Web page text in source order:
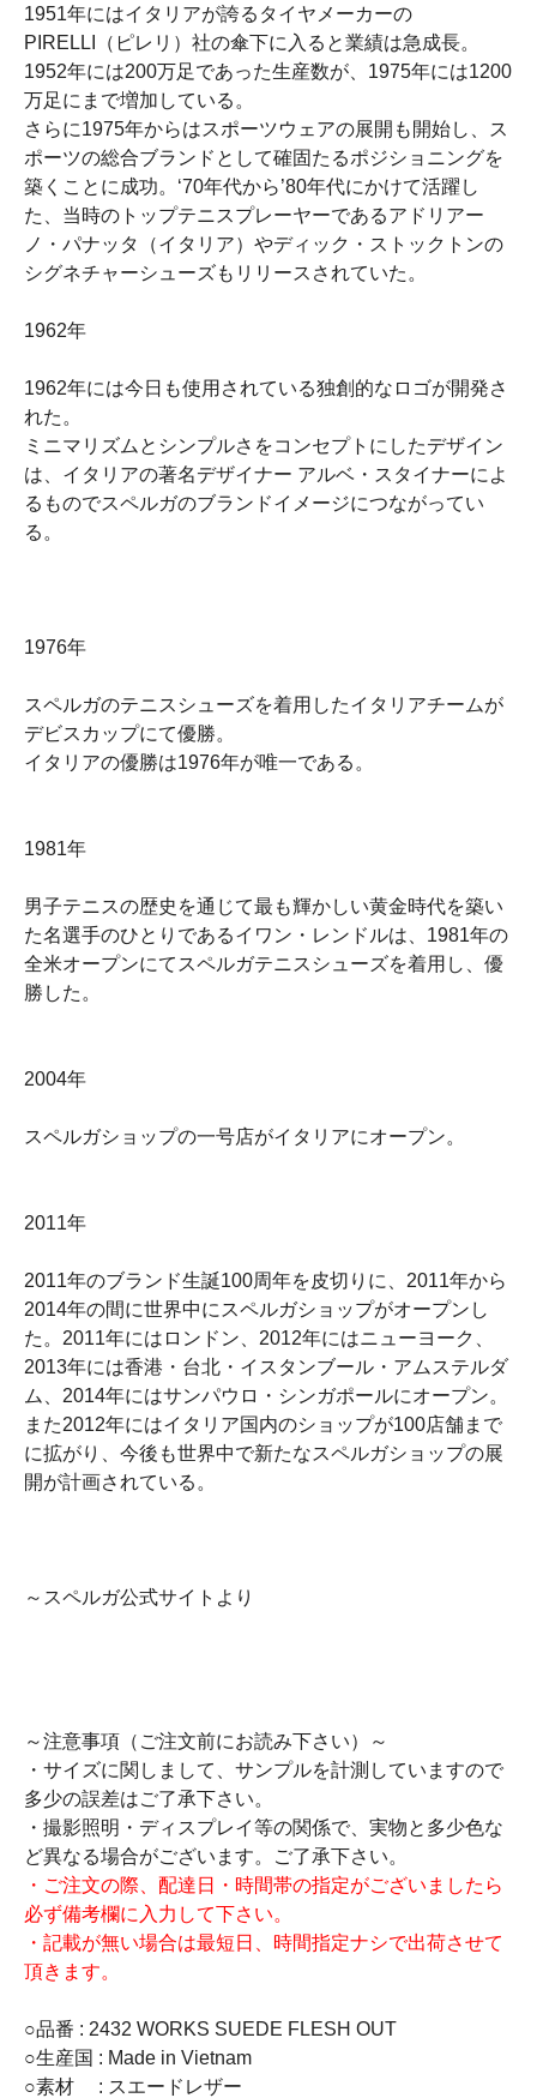
1951年にはイタリアが誇るタイヤメーカーの
PIRELLI（ピレリ）社の傘下に入ると業績は急成長。
1952年には200万足であった生産数が、1975年には1200
万足にまで増加している。
さらに1975年からはスポーツウェアの展開も開始し、ス
ポーツの総合ブランドとして確固たるポジショニングを
築くことに成功。‘70年代から’80年代にかけて活躍し
た、当時のトップテニスプレーヤーであるアドリアー
ノ・パナッタ（イタリア）やディック・ストックトンの
シグネチャーシューズもリリースされていた。
1962年
1962年には今日も使用されている独創的なロゴが開発さ
れた。
ミニマリズムとシンプルさをコンセプトにしたデザイン
は、イタリアの著名デザイナー アルベ・スタイナーによ
るものでスペルガのブランドイメージにつながってい
る。
1976年
スペルガのテニスシューズを着用したイタリアチームが
デビスカップにて優勝。
イタリアの優勝は1976年が唯一である。
1981年
男子テニスの歴史を通じて最も輝かしい黄金時代を築い
た名選手のひとりであるイワン・レンドルは、1981年の
全米オープンにてスペルガテニスシューズを着用し、優
勝した。
2004年
スペルガショップの一号店がイタリアにオープン。
2011年
2011年のブランド生誕100周年を皮切りに、2011年から
2014年の間に世界中にスペルガショップがオープンし
た。2011年にはロンドン、2012年にはニューヨーク、
2013年には香港・台北・イスタンブール・アムステルダ
ム、2014年にはサンパウロ・シンガポールにオープン。
また2012年にはイタリア国内のショップが100店舗まで
に拡がり、今後も世界中で新たなスペルガショップの展
開が計画されている。
～スペルガ公式サイトより
～注意事項（ご注文前にお読み下さい）～
・サイズに関しまして、サンプルを計測していますので
多少の誤差はご了承下さい。
・撮影照明・ディスプレイ等の関係で、実物と多少色な
ど異なる場合がございます。ご了承下さい。
・ご注文の際、配達日・時間帯の指定がございましたら
必ず備考欄に入力して下さい。
・記載が無い場合は最短日、時間指定ナシで出荷させて
頂きます。
○品番 : 2432 WORKS SUEDE FLESH OUT
○生産国 : Made in Vietnam
○素材 : スエードレザー